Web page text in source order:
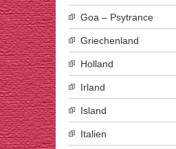
Goa – Psytrance
Griechenland
Holland
Irland
Island
Italien